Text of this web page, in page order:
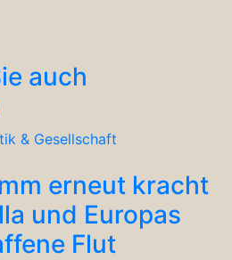
auch
& Gesellschaft
erneut kracht
und Europas
Flut